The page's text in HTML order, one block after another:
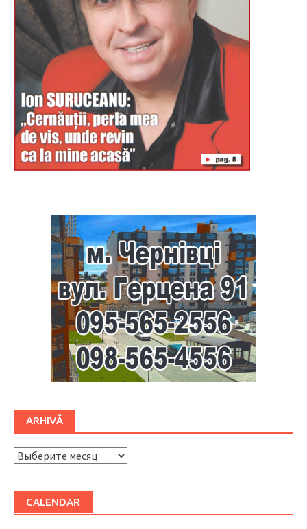
ARHIVĂ
ARHIVĂ
CALENDAR